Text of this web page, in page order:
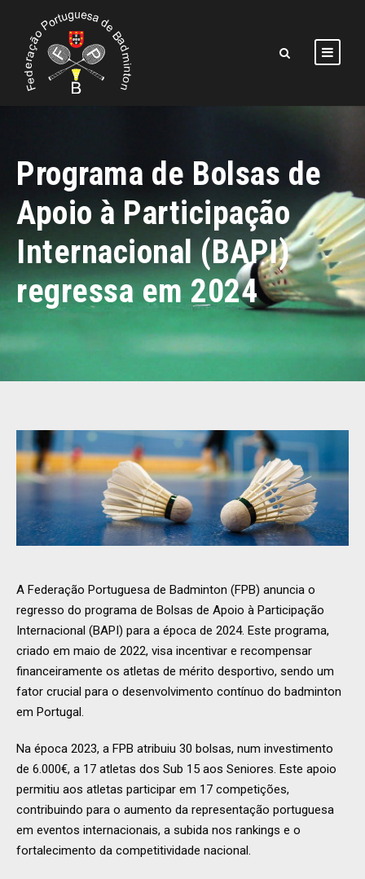
Programa de Bolsas de
Apoio à Participação
Internacional (BAPI)
regressa em 2024
A Federação Portuguesa de Badminton (FPB) anuncia o
regresso do programa de Bolsas de Apoio à Participação
Internacional (BAPI) para a época de 2024. Este programa,
criado em maio de 2022, visa incentivar e recompensar
financeiramente os atletas de mérito desportivo, sendo um
fator crucial para o desenvolvimento contínuo do badminton
em Portugal.
Na época 2023, a FPB atribuiu 30 bolsas, num investimento
de 6.000€, a 17 atletas dos Sub 15 aos Seniores. Este apoio
permitiu aos atletas participar em 17 competições,
contribuindo para o aumento da representação portuguesa
em eventos internacionais, a subida nos rankings e o
fortalecimento da competitividade nacional.